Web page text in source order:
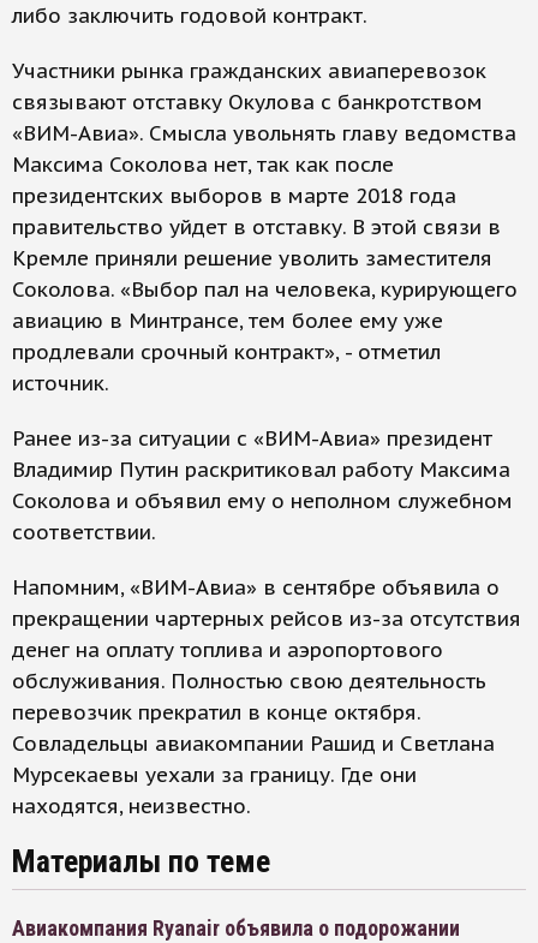
либо заключить годовой контракт.
Участники рынка гражданских авиаперевозок
связывают отставку Окулова с банкротством
«ВИМ-Авиа». Смысла увольнять главу ведомства
Максима Соколова нет, так как после
президентских выборов в марте 2018 года
правительство уйдет в отставку. В этой связи в
Кремле приняли решение уволить заместителя
Соколова. «Выбор пал на человека, курирующего
авиацию в Минтрансе, тем более ему уже
продлевали срочный контракт», - отметил
источник.
Ранее из-за ситуации с «ВИМ-Авиа» президент
Владимир Путин раскритиковал работу Максима
Соколова и объявил ему о неполном служебном
соответствии.
Напомним, «ВИМ-Авиа» в сентябре объявила о
прекращении чартерных рейсов из-за отсутствия
денег на оплату топлива и аэропортового
обслуживания. Полностью свою деятельность
перевозчик прекратил в конце октября.
Совладельцы авиакомпании Рашид и Светлана
Мурсекаевы уехали за границу. Где они
находятся, неизвестно.
Материалы по теме
Авиакомпания Ryanair объявила о подорожании